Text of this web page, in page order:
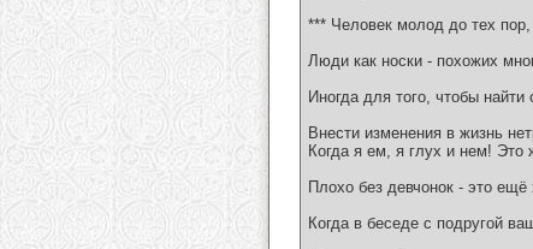
*** Человек молод до тех
Люди как носки - похожих
Иногда для того, чтобы
Внести изменения в жизнь
Когда я ем, я глух и нем! Это
Плохо без девчонок - это
Когда в беседе с подругой